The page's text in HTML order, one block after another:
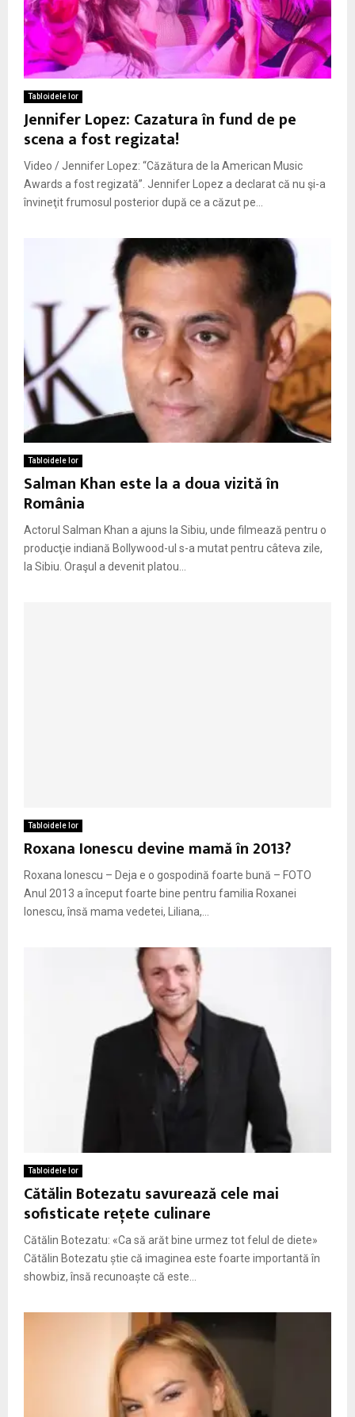
Tabloidele lor
Jennifer Lopez: Cazatura în fund de pe
scena a fost regizata!
Video / Jennifer Lopez: “Căzătura de la American Music
Awards a fost regizată”. Jennifer Lopez a declarat că nu şi-a
învineţit frumosul posterior după ce a căzut pe...
Tabloidele lor
Salman Khan este la a doua vizită în
România
Actorul Salman Khan a ajuns la Sibiu, unde filmează pentru o
producţie indiană Bollywood-ul s-a mutat pentru câteva zile,
la Sibiu. Oraşul a devenit platou...
Tabloidele lor
Roxana Ionescu devine mamă în 2013?
Roxana Ionescu – Deja e o gospodină foarte bună – FOTO
Anul 2013 a început foarte bine pentru familia Roxanei
Ionescu, însă mama vedetei, Liliana,...
Tabloidele lor
Cătălin Botezatu savurează cele mai
sofisticate rețete culinare
Cătălin Botezatu: «Ca să arăt bine urmez tot felul de diete»
Cătălin Botezatu știe că imaginea este foarte importantă în
showbiz, însă recunoaște că este...